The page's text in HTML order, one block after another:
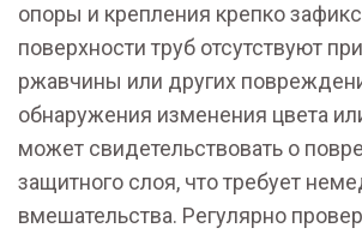
опоры и крепления крепко
поверхности труб отсутствуют
ржавчины или других
обнаружения изменения цвета
может свидетельствовать о
защитного слоя, что требует
вмешательства. Регулярно